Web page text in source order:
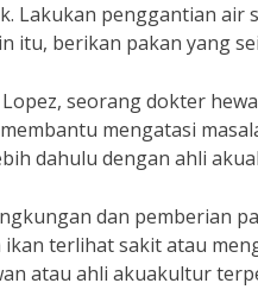
Lakukan penggantian air
itu, berikan pakan yang
seorang dokter
mengatasi
dahulu dengan ahli
dan pemberian
ikan terlihat sakit atau
atau ahli akuakultur